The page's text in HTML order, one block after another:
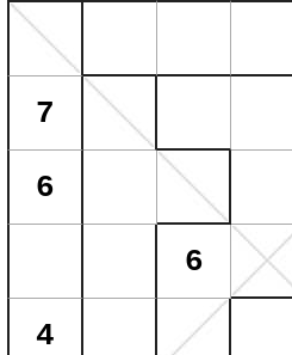
7
6
6
4